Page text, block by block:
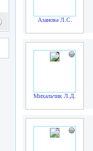
Азанова Л.С.
Михальчик Л.Д.